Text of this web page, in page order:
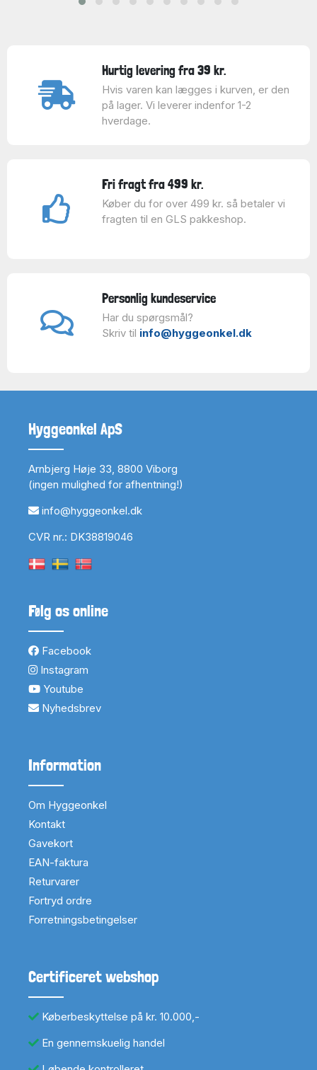
Hurtig levering fra 39 kr.
Hvis varen kan lægges i kurven, er den
på lager. Vi leverer indenfor 1-2
hverdage.
Fri fragt fra 499 kr.
Køber du for over 499 kr. så betaler vi
fragten til en GLS pakkeshop.
Personlig kundeservice
Har du spørgsmål?
Skriv til info@hyggeonkel.dk
Hyggeonkel ApS
Arnbjerg Høje 33, 8800 Viborg
(ingen mulighed for afhentning!)
info@hyggeonkel.dk
CVR nr.: DK38819046
Følg os online
Facebook
Instagram
Youtube
Nyhedsbrev
Information
Om Hyggeonkel
Kontakt
Gavekort
EAN-faktura
Returvarer
Fortryd ordre
Forretningsbetingelser
Certificeret webshop
Køberbeskyttelse på kr. 10.000,-
En gennemskuelig handel